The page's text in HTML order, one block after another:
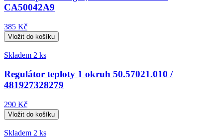
CA50042A9
385 Kč
Skladem 2 ks
Regulátor teploty 1 okruh 50.57021.010 /
481927328279
290 Kč
Skladem 2 ks